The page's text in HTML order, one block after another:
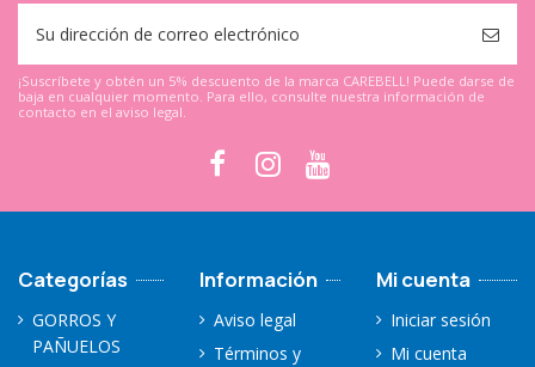
¡Suscríbete y obtén un 5% descuento de la marca CAREBELL! Puede darse de
baja en cualquier momento. Para ello, consulte nuestra información de
contacto en el aviso legal.
Categorías
GORROS Y
PAÑUELOS
Información
Aviso legal
Términos y
Mi cuenta
Iniciar sesión
Mi cuenta